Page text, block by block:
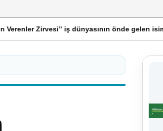
iş dünyasının önde gelen isimlerini